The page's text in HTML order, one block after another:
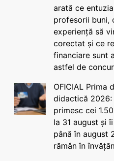
arată ce
profesorii buni,
experiență să
corectat și ce
financiare sunt
astfel de
OFICIAL Prima
didactică
primesc cei
la 31 august și
până în august
rămân în